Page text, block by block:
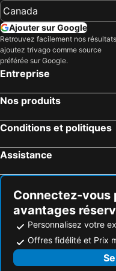
Ajouter sur Google
Retrouvez facilement nos
ajoutez trivago comme source
préférée sur Google.
Entreprise
Nos produits
Conditions et politiques
Assistance
Connectez-vous
avantages
Personnalisez votre
Offres fidélité et Prix